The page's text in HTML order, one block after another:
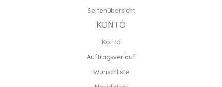
Seitenübersicht
KONTO
Konto
Auftragsverlauf
Wunschliste